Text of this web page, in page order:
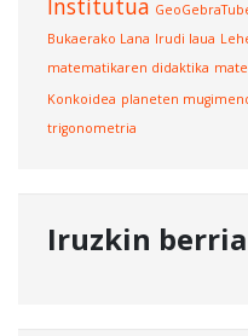
Institutua
Bukaerako Lana Irudi laua
matematikaren didaktika
Konkoidea planeten
trigonometria
Iruzkin